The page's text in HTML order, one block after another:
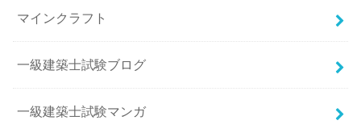
マインクラフト
一級建築士試験ブログ
一級建築士試験マンガ